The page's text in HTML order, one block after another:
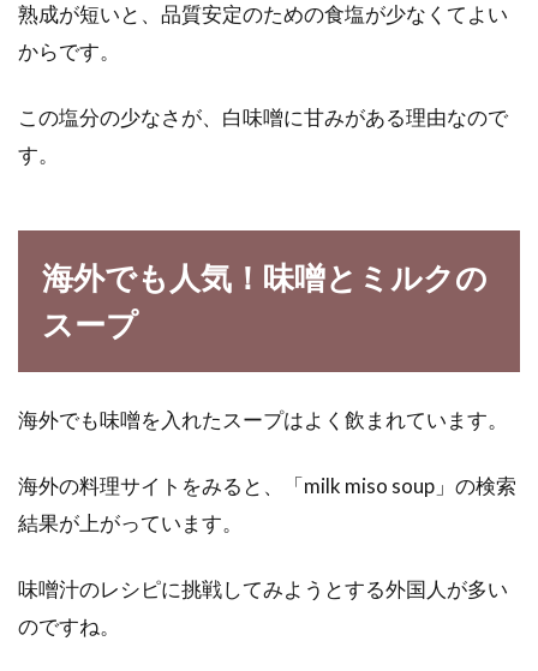
熟成が短いと、品質安定のための食塩が少なくてよい
からです。
この塩分の少なさが、白味噌に甘みがある理由なので
す。
海外でも人気！味噌とミルクの
スープ
海外でも味噌を入れたスープはよく飲まれています。
海外の料理サイトをみると、「milk miso soup」の検索
結果が上がっています。
味噌汁のレシピに挑戦してみようとする外国人が多い
のですね。